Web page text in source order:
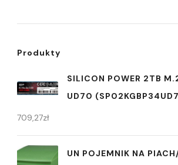
Produkty
SILICON POWER 2TB
UD70
709,27zł
UN POJEMNIK NA